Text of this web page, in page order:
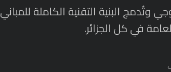
وتُدمج البنية التقنية الكاملة للمباني
في كل الجزائر.